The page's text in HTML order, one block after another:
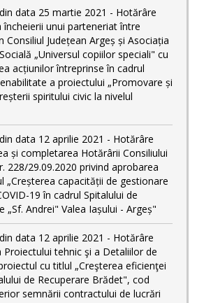
data 25 martie 2021 - Hotărâre
încheierii unui parteneriat între
Consiliul Județean Argeș și Asociația
„Universul copiilor speciali" cu
acțiunilor întreprinse în cadrul
a proiectului „Promovare și
spiritului civic la nivelul
data 12 aprilie 2021 - Hotărâre
și completarea Hotărârii Consiliului
228/29.09.2020 privind aprobarea
„Creșterea capacității de gestionare
19 în cadrul Spitalului de
„Sf. Andrei" Valea Iașului - Argeș"
data 12 aprilie 2021 - Hotărâre
Proiectului tehnic şi a Detaliilor de
cu titlul „Creşterea eficienţei
de Recuperare Brădet", cod
semnării contractului de lucrări